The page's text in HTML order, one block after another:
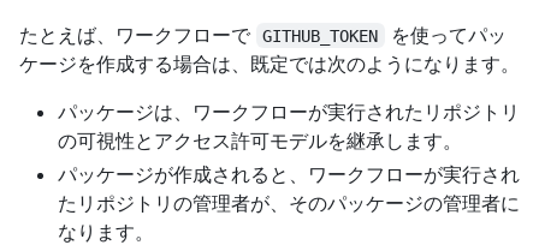
たとえば、ワークフローで
GITHUB_TOKEN
を使ってパッ
ケージを作成する場合は、既定では次のようになります。
パッケージは、ワークフローが実行されたリポジトリ
の可視性とアクセス許可モデルを継承します。
パッケージが作成されると、ワークフローが実行され
たリポジトリの管理者が、そのパッケージの管理者に
なります。